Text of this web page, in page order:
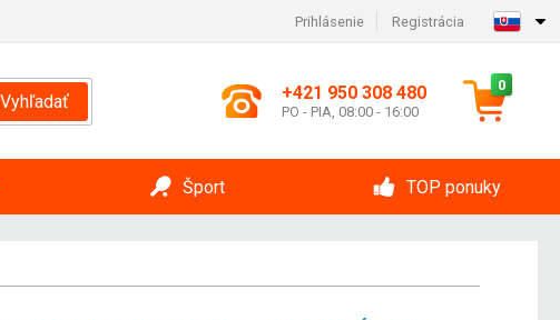
Prihlásenie Registrácia
Vyhľadať +421 950 308 480
PO - PIA, 08:00 - 16:00
0
Šport TOP ponuky